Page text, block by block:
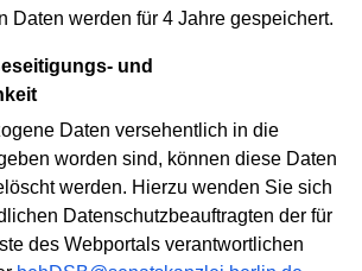
Daten werden für 4 Jahre gespeichert.
Daten versehentlich in die
worden sind, können diese Daten
werden. Hierzu wenden Sie sich
Datenschutzbeauftragten der für
des Webportals verantwortlichen